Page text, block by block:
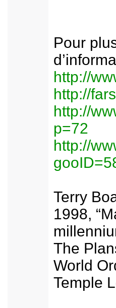
Pour
http://
http://
http://
p=72
http://
Terry
1998,
The
World
Temple